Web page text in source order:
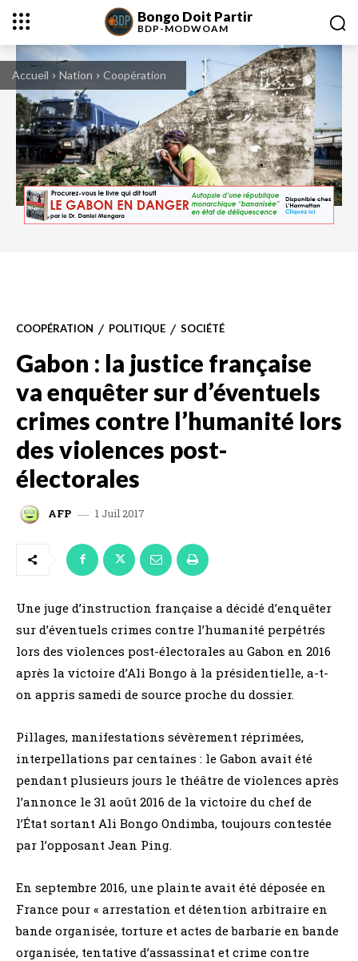
Bongo Doit Partir
BDP-MODWOAM
Accueil Nation Coopération
Une jeune femme se protège de gaz lacrymogène, lors d'une manifestation de
partisans de Jean Ping, à Libreville (Gabon), le 31 août 2016 afp.com/MARCO
LONGAR
COOPÉRATION POLITIQUE SOCIÉTÉ
Gabon : la justice française
va enquêter sur d’éventuels
crimes contre l’humanité lors
des violences post-
électorales
AFP 1 Juil 2017
Une juge d’instruction française a décidé d’enquêter
sur d’éventuels crimes contre l’humanité perpétrés
lors des violences post-électorales au Gabon en 2016
après la victoire d’Ali Bongo à la présidentielle, a-t-
on appris samedi de source proche du dossier.
Pillages, manifestations sévèrement réprimées,
interpellations par centaines : le Gabon avait été
pendant plusieurs jours le théâtre de violences après
l’annonce le 31 août 2016 de la victoire du chef de
l’État sortant Ali Bongo Ondimba, toujours contestée
par l’opposant Jean Ping.
En septembre 2016, une plainte avait été déposée en
France pour « arrestation et détention arbitraire en
bande organisée, torture et actes de barbarie en bande
organisée, tentative d’assassinat et crime contre